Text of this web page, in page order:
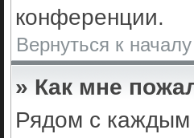
конференции.
Вернуться к началу
» Как мне
Рядом с каждым